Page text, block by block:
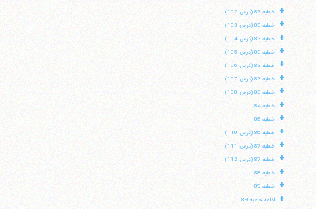
+ خطبه 83 (درس 102)
+ خطبه 83 (درس 103)
+ خطبه 83 (درس 104)
+ خطبه 83 (درس 105)
+ خطبه 83 (درس 106)
+ خطبه 83 (درس 107)
+ خطبه 83 (درس 108)
+ خطبه 84
+ خطبه 85
+ خطبه 86 (درس 110)
+ خطبه 87 (درس 111)
+ خطبه 87 (درس 112)
+ خطبه 88
+ خطبه 89
+ ادامه خطبه 89